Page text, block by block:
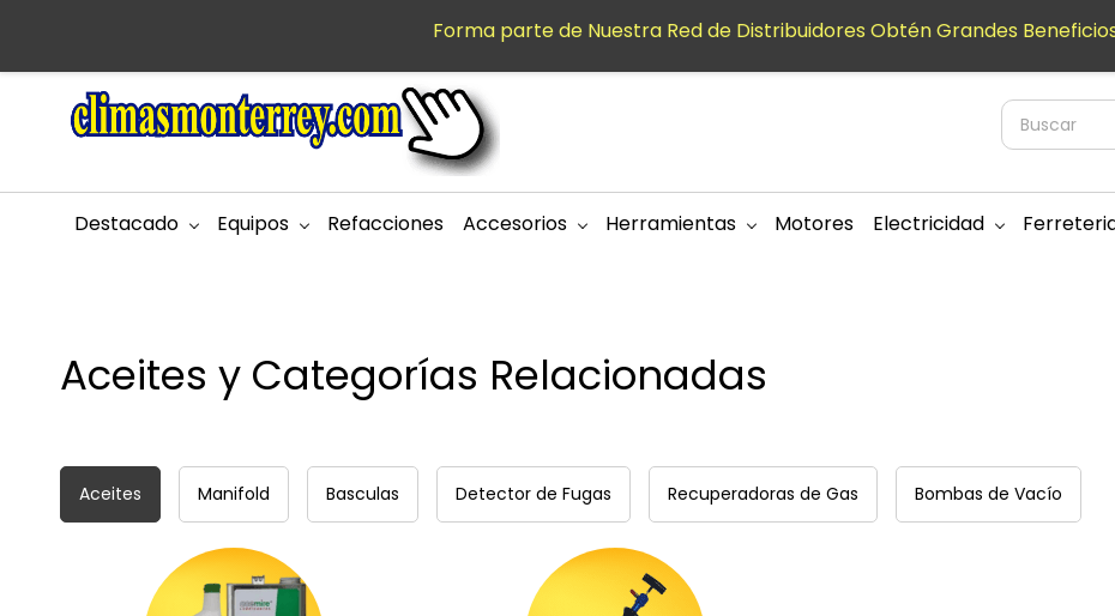
principal
Destacado Equipos Refacciones Accesorios Herramientas Motores Electricidad
Aceites y Categorías Relacionadas
Aceites Manifold Basculas Detector de Fugas Recuperadoras de Gas Bombas de Vacío
Forma parte de Nuestra Red de Distribuidores Obtén Grandes